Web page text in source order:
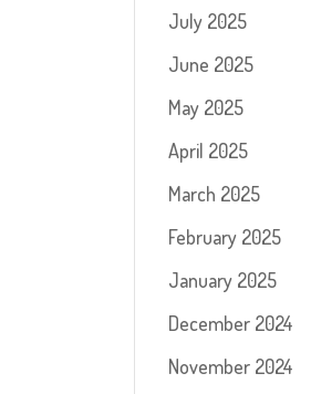
July 2025
June 2025
May 2025
April 2025
March 2025
February 2025
January 2025
December 2024
November 2024